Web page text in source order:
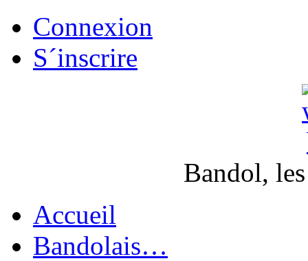
Connexion
S´inscrire
Bandol,
Accueil
Bandolais…